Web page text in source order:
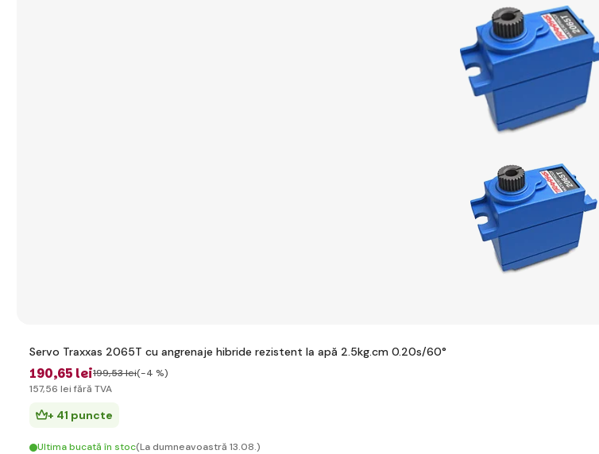
Servo Traxxas 2065T cu angrenaje hibride rezistent la apă 2.5kg.cm 0.20s/60°
190,65 lei199,53 lei(-4 %)
157,56 lei fără TVA
+ 41 puncte
Ultima bucată în stoc(La dumneavoastră 13.08.)